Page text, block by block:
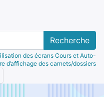
des écrans Cours et Auto-
d’affichage des carnets/dossiers